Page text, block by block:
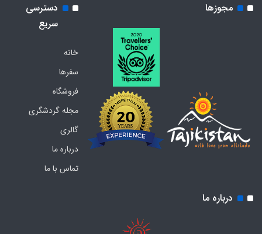
مجوزها
دسترسی
سریع
خانه
سفرها
فروشگاه
مجله گردشگری
گالری
درباره ما
تماس با ما
درباره ما